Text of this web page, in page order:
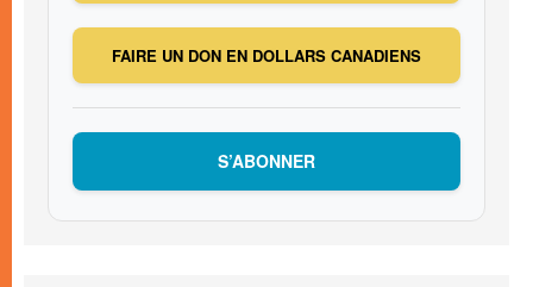
FAIRE UN DON EN DOLLARS CANADIENS
S’ABONNER